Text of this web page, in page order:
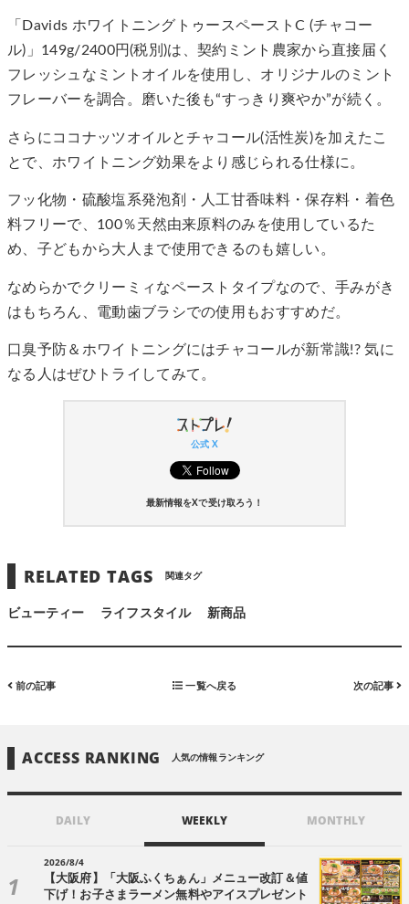
「Davids ホワイトニングトゥースペーストC (チャコー
ル)」149g/2400円(税別)は、契約ミント農家から直接届く
フレッシュなミントオイルを使用し、オリジナルのミント
フレーバーを調合。磨いた後も“すっきり爽やか”が続く。
さらにココナッツオイルとチャコール(活性炭)を加えたこ
とで、ホワイトニング効果をより感じられる仕様に。
フッ化物・硫酸塩系発泡剤・人工甘香味料・保存料・着色
料フリーで、100％天然由来原料のみを使用しているた
め、子どもから大人まで使用できるのも嬉しい。
なめらかでクリーミィなペーストタイプなので、手みがき
はもちろん、電動歯ブラシでの使用もおすすめだ。
口臭予防＆ホワイトニングにはチャコールが新常識!? 気に
なる人はぜひトライしてみて。
公式 X
最新情報をXで受け取ろう！
RELATED TAGS 関連タグ
ビューティー ライフスタイル 新商品
前の記事 一覧へ戻る 次の記事
ACCESS RANKING 人気の情報ランキング
DAILY WEEKLY MONTHLY
2026/8/4
【大阪府】「大阪ふくちぁん」メニュー改訂＆値
下げ！お子さまラーメン無料やアイスプレゼント